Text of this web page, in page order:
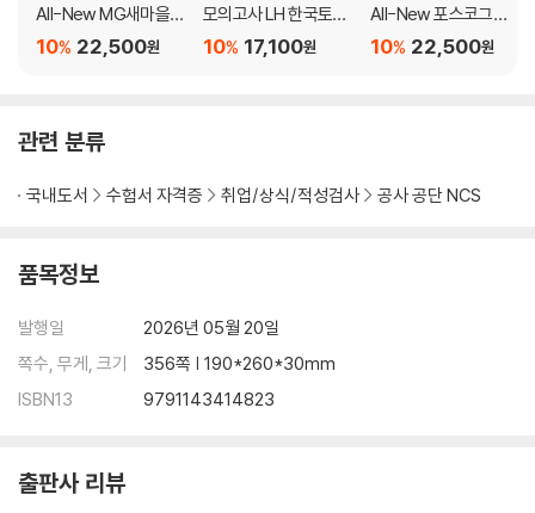
All-New MG새마을금
고 지역본부 필기전형
22,500원
10%
모의고사 LH 한국토지
주택공사 기술직 NCS
17,100원
10%
All-New 포스코그룹
온라인 PAT 생산기술
22,500원
10%
관련 분류
국내도서 수험서 자격증 취업/상식/적성검사 공사 공단 NCS
품목정보
발행일
2026년 05월 20일
쪽수, 무게, 크기
356쪽 | 190*260*30mm
ISBN13
9791143414823
출판사 리뷰